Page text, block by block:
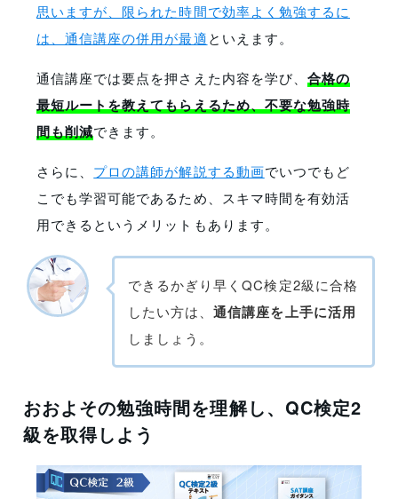
思いますが、限られた時間で効率よく勉強するに
は、通信講座の併用が最適といえます。
通信講座では要点を押さえた内容を学び、 合格の
最短ルートを教えてもらえるため、不要な勉強時
間も削減できます。
さらに、 プロの講師が解説する動画でいつでもど
こでも学習可能であるため、スキマ時間を有効活
用できるというメリットもあります。
できるかぎり早くQC検定2級に合格
したい方は、通信講座を上手に活用
しましょう。
おおよその勉強時間を理解し、QC検定2
級を取得しよう